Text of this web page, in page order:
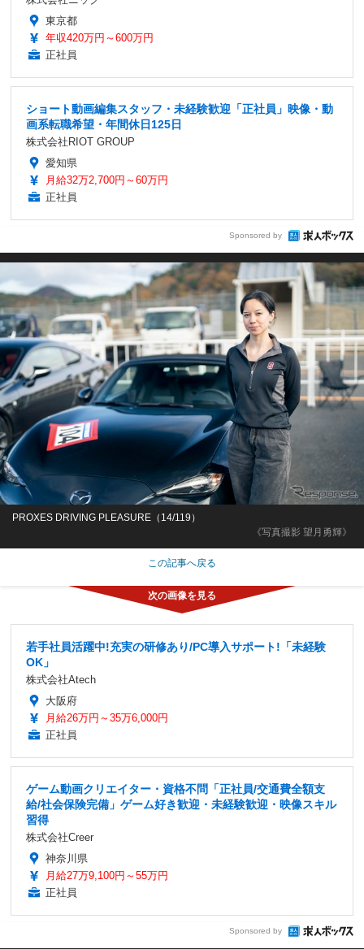
東京都
年収420万円～600万円
正社員
ショート動画編集スタッフ・未経験歓迎「正社員」映像・動
画系転職希望・年間休日125日
株式会社RIOT GROUP
愛知県
月給32万2,700円～60万円
正社員
Sponsored by
《写真撮影 望月勇輝》
PROXES DRIVING PLEASURE（14/119）
この記事へ戻る
若手社員活躍中!充実の研修あり/PC導入サポート!「未経験
OK」
株式会社Atech
大阪府
月給26万円～35万6,000円
正社員
ゲーム動画クリエイター・資格不問「正社員/交通費全額支
給/社会保険完備」ゲーム好き歓迎・未経験歓迎・映像スキル
習得
株式会社Creer
神奈川県
月給27万9,100円～55万円
正社員
Sponsored by